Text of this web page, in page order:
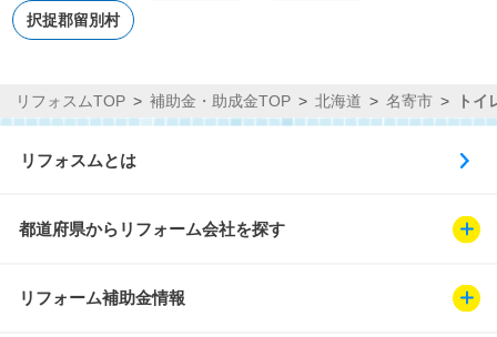
択捉郡留別村
リフォスムTOP 補助金・助成金TOP 北海道 名寄市 トイ
リフォスムとは
都道府県からリフォーム会社を探す
リフォーム補助金情報